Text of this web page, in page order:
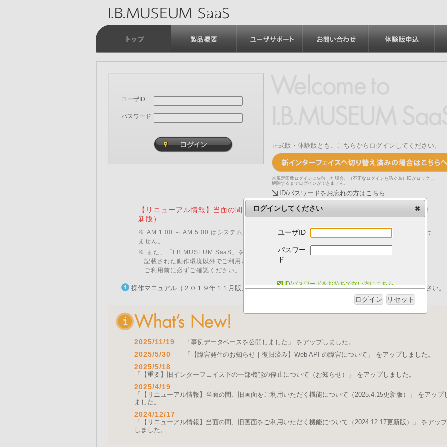
ユーザID
パスワード
正式版・体験版とも、こちらからログインしてください。
※規定回数ログインに失敗した場合、（不正なログインを防ぐ為）IDがロックし、
解除するまでログインができません。
ID/パスワードをお忘れの方はこちら
【リニューアル情報】当面の間、旧画面をご利用いただく機能について（2025.4.15更
新版）
※ AM 1:00 ～ AM 5:00 はシステムメンテナンスのため、「I.B.MUSEUM SaaS」をご利用いただけ
ません。
※ また、「I.B.MUSEUM SaaS」をご利用いただくためには、以下の動作環境が必要です。
記載された動作環境以外でご利用いただいた場合、動作に不具合が発生する可能性がございます。
ご利用前に必ずご確認ください。
操作マニュアル（２０１９年１１月版／pdfファイル）を発行いたしました。ログイン後にご取得ください。
2025/11/19 「事例データベースを公開しました」 をアップしました。
2025/5/30 「【障害発生のお知らせ｜復旧済み】Web API の障害について」 をアップしました。
2025/5/18
「【重要】旧インターフェイス下の一部機能の停止について（お知らせ）」 をアップしました。
2025/4/19
「【リニューアル情報】当面の間、旧画面をご利用いただく機能について（2025.4.15更新版）」 をアップ
ました。
2024/12/17
「【リニューアル情報】当面の間、旧画面をご利用いただく機能について（2024.12.17更新版）」 をアップ
しました。
ログインしてください
ユーザID
パスワー
ド
ID/パスワードをお持ちでない方はこちら
ログイン リセット